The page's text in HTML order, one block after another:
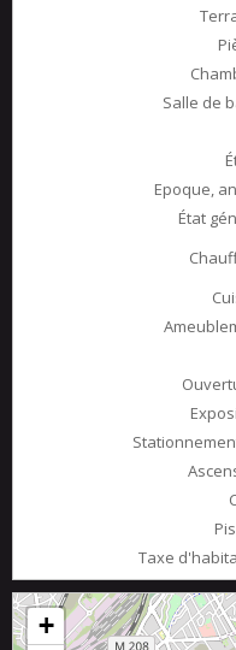
Salle de
Epoque,
État
Taxe
+